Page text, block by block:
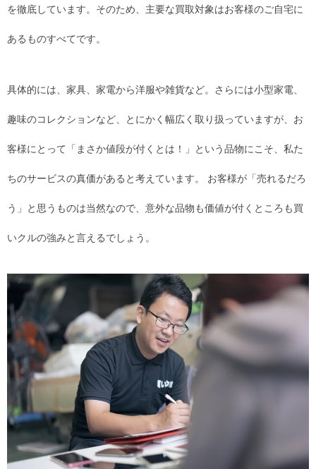
を徹底しています。そのため、主要な買取対象はお客様のご自宅に
あるものすべてです。
具体的には、家具、家電から洋服や雑貨など。さらには小型家電、
趣味のコレクションなど、とにかく幅広く取り扱っていますが、お
客様にとって「まさか値段が付くとは！」という品物にこそ、私た
ちのサービスの真価があると考えています。 お客様が「売れるだろ
う」と思うものは当然なので、意外な品物も価値が付くところも買
いクルの強みと言えるでしょう。